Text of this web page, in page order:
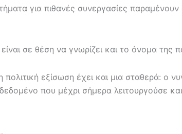
για πιθανές συνεργασίες
σε θέση να γνωρίζει και το όνομα της
πολιτική εξίσωση έχει και μια σταθερά: ο
που μέχρι σήμερα λειτουργούσε